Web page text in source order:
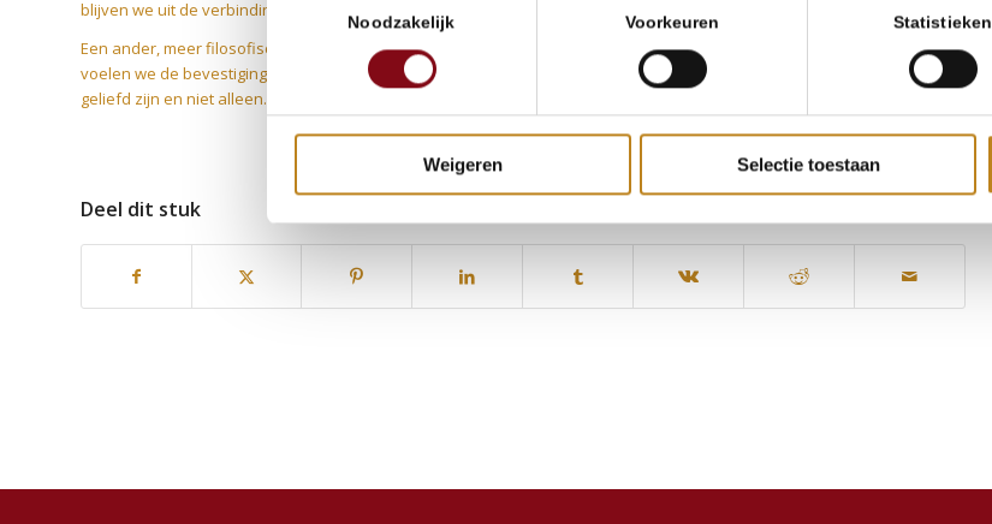
Noodzakelijk Voorkeuren Statistieken
Weigeren Selectie toestaan
blijven we uit de verbinding door ons overlevingsmechanisme te blijven volhouden. Hierover in volgende artikelen meer.
Een ander, meer filosofisch beeld is dat responsiviteit ons bestaansrecht geeft: alleen als iemand reageert op ons,
voelen we de bevestiging dat we bestaan. Dan voelen we een rust, een ontspanning omdat we er mogen zijn, dat we
geliefd zijn en niet alleen. Dan lachen we, spelen we en delen we onze ervaringen en gevoelens.
Deel dit stuk